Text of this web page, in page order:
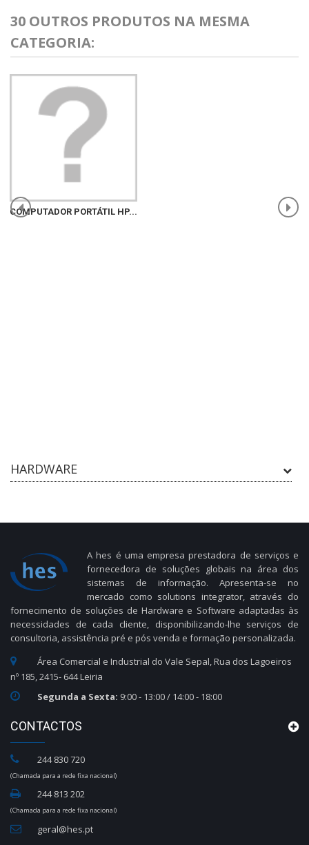
HARDWARE
30 OUTROS PRODUTOS NA MESMA
CATEGORIA:
COMPUTADOR PORTÁTIL HP...
A hes é uma empresa prestadora de serviços e
fornecedora de soluções globais na área dos
sistemas de informação. Apresenta-se no
mercado como solutions integrator, através do
fornecimento de soluções de Hardware e Software adaptadas às
necessidades de cada cliente, disponibilizando-lhe serviços de
consultoria, assistência pré e pós venda e formação personalizada.
Área Comercial e Industrial do Vale Sepal, Rua dos Lagoeiros
nº 185, 2415- 644 Leiria
Segunda a Sexta: 9:00 - 13:00 / 14:00 - 18:00
CONTACTOS
244 830 720
(Chamada para a rede fixa nacional)
244 813 202
(Chamada para a rede fixa nacional)
geral@hes.pt